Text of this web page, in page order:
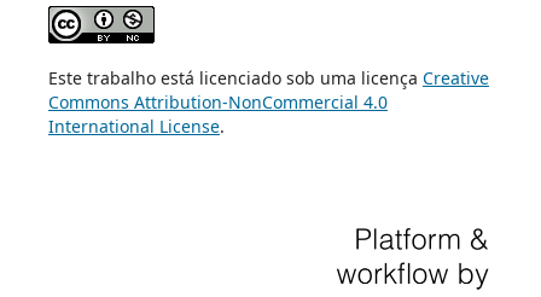
Este trabalho está licenciado sob uma licença Creative
Commons Attribution-NonCommercial 4.0
International License.